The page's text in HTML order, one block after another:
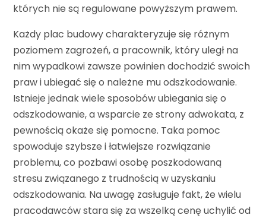
których nie są regulowane powyższym prawem.
Każdy plac budowy charakteryzuje się różnym
poziomem zagrożeń, a pracownik, który uległ na
nim wypadkowi zawsze powinien dochodzić swoich
praw i ubiegać się o należne mu odszkodowanie.
Istnieje jednak wiele sposobów ubiegania się o
odszkodowanie, a wsparcie ze strony adwokata, z
pewnością okaże się pomocne. Taka pomoc
spowoduje szybsze i łatwiejsze rozwiązanie
problemu, co pozbawi osobę poszkodowaną
stresu związanego z trudnością w uzyskaniu
odszkodowania. Na uwagę zasługuje fakt, że wielu
pracodawców stara się za wszelką cenę uchylić od